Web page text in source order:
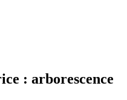
: arborescence